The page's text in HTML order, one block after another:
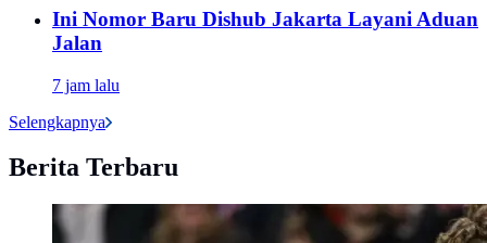
Ini Nomor Baru Dishub Jakarta Layani Aduan
Jalan
7 jam lalu
Selengkapnya
Berita Terbaru